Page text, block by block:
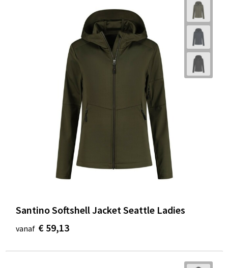
Santino Softshell Jacket Seattle Ladies
vanaf € 59,13